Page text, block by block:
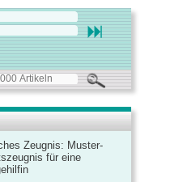
Zeugnis: Muster-
für eine